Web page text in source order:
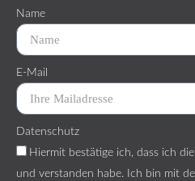
Name
E-Mail
Datenschutz
Hiermit bestätige ich, dass ich die
und verstanden habe. Ich bin mit